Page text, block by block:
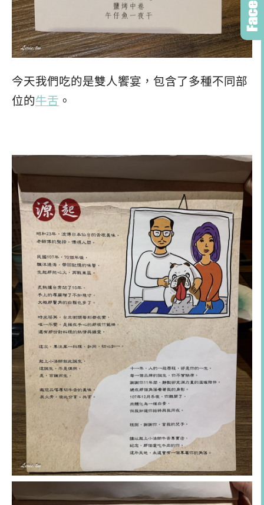
今天我們吃的是雙人饗宴，包含了多種不同部
位的牛舌 。